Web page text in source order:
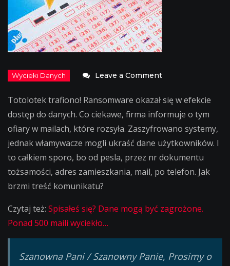
Leave a Commenton
Totolotek
zhakowany!
Kto
stracił
dane?
Totolotek trafiono! Ransomware okazał się w efekcie
dostęp do danych. Co ciekawe, firma informuje o tym
ofiary w mailach, które rozsyła. Zaszyfrowano systemy,
jednak włamywacze mogli ukraść dane użytkowników. I
to całkiem sporo, bo od pesla, przez nr dokumentu
tożsamości, adres zamieszkania, mail, po telefon. Jak
brzmi treść komunikatu?
Czytaj też: Spisałeś się? Dane mogą być zagrożone.
Ponad 500 maili wyciekło…
Szanowna Pani / Szanowny Panie, Prosimy o